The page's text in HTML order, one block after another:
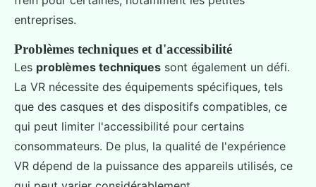
entreprises.
Problèmes techniques et d'accessibilité
Les problèmes techniques sont également un défi.
La VR nécessite des équipements spécifiques, tels
que des casques et des dispositifs compatibles, ce
qui peut limiter l'accessibilité pour certains
consommateurs. De plus, la qualité de l'expérience
VR dépend de la puissance des appareils utilisés, ce